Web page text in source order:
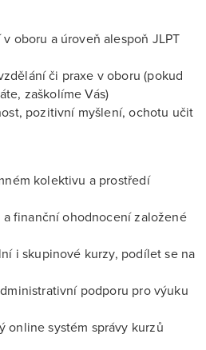
oboru a úroveň alespoň JLPT
či praxe v oboru (pokud
zaškolíme Vás)
pozitivní myšlení, ochotu učit
kolektivu a prostředí
finanční ohodnocení založené
i skupinové kurzy, podílet se na
podporu pro výuku
online systém správy kurzů